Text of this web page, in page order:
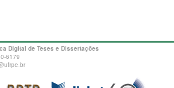
Digital de Teses e Dissertações
6179